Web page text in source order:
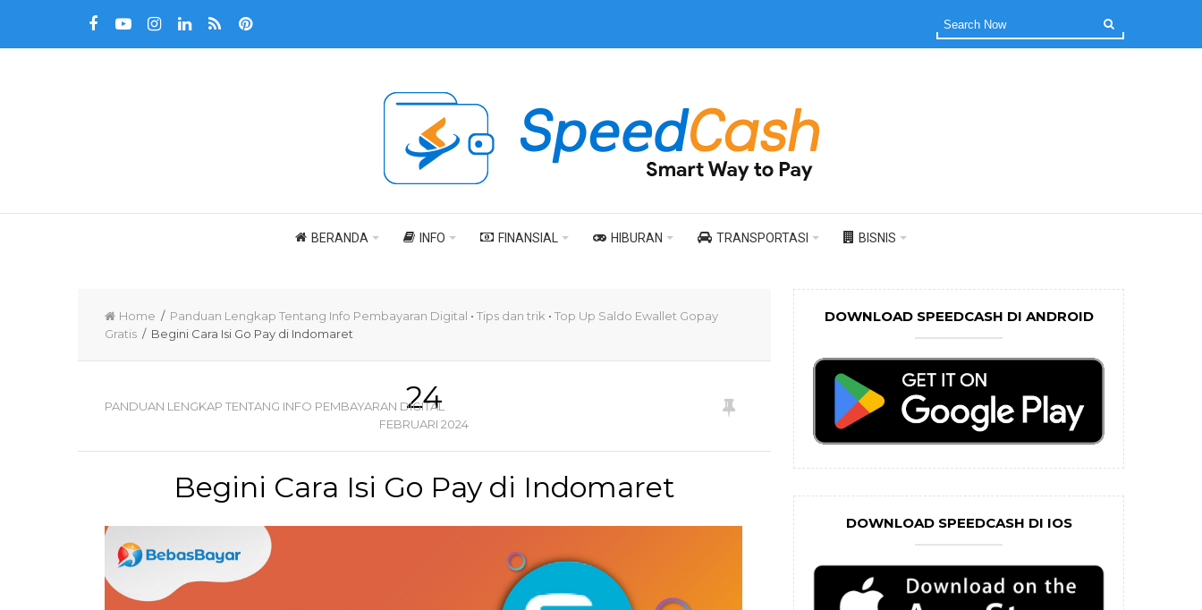
BERANDA INFO FINANSIAL HIBURAN TRANSPORTASI BISNIS
Home / Panduan Lengkap Tentang Info Pembayaran Digital • Tips dan trik • Top Up Saldo Ewallet Gopay
Gratis / Begini Cara Isi Go Pay di Indomaret
24
FEBRUARI2024
PANDUAN LENGKAP TENTANG INFO PEMBAYARAN DIGITAL
Begini Cara Isi Go Pay di Indomaret
DOWNLOAD SPEEDCASH DI ANDROID
DOWNLOAD SPEEDCASH DI IOS